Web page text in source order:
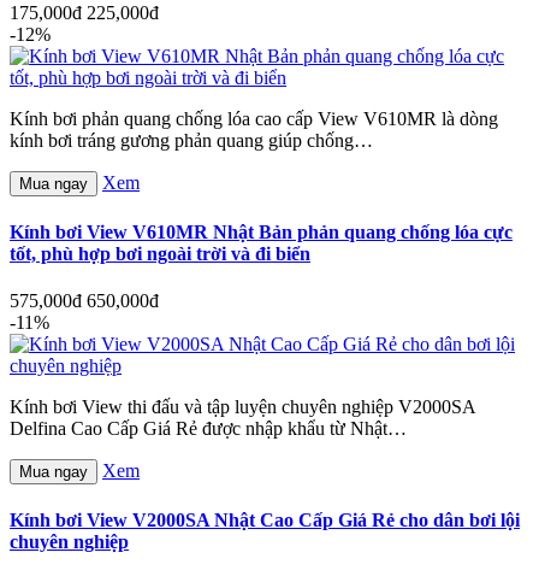
175,000đ 225,000đ
-12%
Kính bơi phản quang chống lóa cao cấp View V610MR là dòng
kính bơi tráng gương phản quang giúp chống…
Mua ngay Xem
Kính bơi View V610MR Nhật Bản phản quang chống lóa cực
tốt, phù hợp bơi ngoài trời và đi biển
575,000đ 650,000đ
-11%
Kính bơi View thi đấu và tập luyện chuyên nghiệp V2000SA
Delfina Cao Cấp Giá Rẻ được nhập khẩu từ Nhật…
Mua ngay Xem
Kính bơi View V2000SA Nhật Cao Cấp Giá Rẻ cho dân bơi lội
chuyên nghiệp